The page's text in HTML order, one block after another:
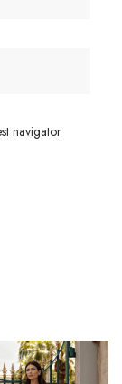
navigator